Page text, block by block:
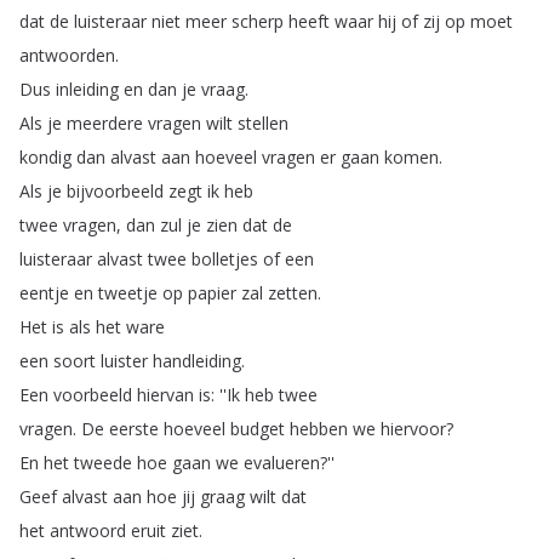
dat de luisteraar niet meer scherp heeft waar hij of zij op moet
antwoorden.
Dus inleiding en dan je vraag.
Als je meerdere vragen wilt stellen
kondig dan alvast aan hoeveel vragen er gaan komen.
Als je bijvoorbeeld zegt ik heb
twee vragen, dan zul je zien dat de
luisteraar alvast twee bolletjes of een
eentje en tweetje op papier zal zetten.
Het is als het ware
een soort luister handleiding.
Een voorbeeld hiervan is: ''Ik heb twee
vragen. De eerste hoeveel budget hebben we hiervoor?
En het tweede hoe gaan we evalueren?''
Geef alvast aan hoe jij graag wilt dat
het antwoord eruit ziet.